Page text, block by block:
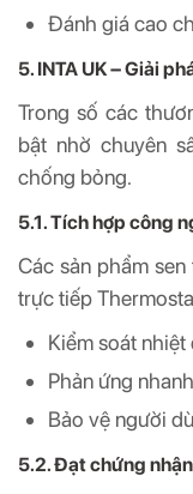
Đánh giá cao
5. INTA UK – Giải
Trong số các
bật nhờ chuyên
chống bỏng.
5.1. Tích hợp công
Các sản phẩm
trực tiếp
Kiểm soát
Phản ứng
Bảo vệ người
5.2. Đạt chứng